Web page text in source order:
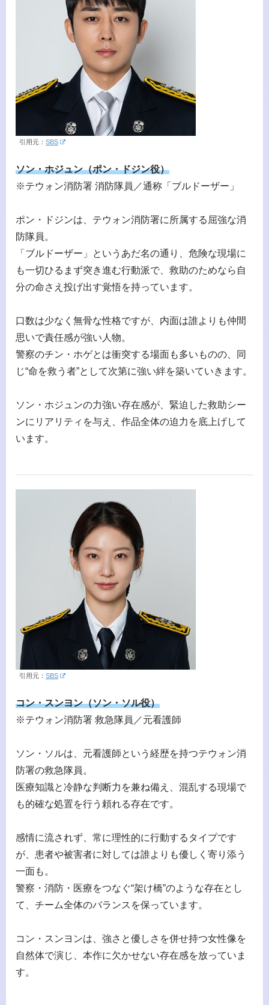
引用元： SBS
ソン・ホジュン（ポン・ドジン役）
※テウォン消防署 消防隊員／通称「ブルドーザー」
ポン・ドジンは、テウォン消防署に所属する屈強な消
防隊員。
「ブルドーザー」というあだ名の通り、危険な現場に
も一切ひるまず突き進む行動派で、救助のためなら自
分の命さえ投げ出す覚悟を持っています。
口数は少なく無骨な性格ですが、内面は誰よりも仲間
思いで責任感が強い人物。
警察のチン・ホゲとは衝突する場面も多いものの、同
じ“命を救う者”として次第に強い絆を築いていきます。
ソン・ホジュンの力強い存在感が、緊迫した救助シー
ンにリアリティを与え、作品全体の迫力を底上げして
います。
引用元： SBS
コン・スンヨン（ソン・ソル役）
※テウォン消防署 救急隊員／元看護師
ソン・ソルは、元看護師という経歴を持つテウォン消
防署の救急隊員。
医療知識と冷静な判断力を兼ね備え、混乱する現場で
も的確な処置を行う頼れる存在です。
感情に流されず、常に理性的に行動するタイプです
が、患者や被害者に対しては誰よりも優しく寄り添う
一面も。
警察・消防・医療をつなぐ“架け橋”のような存在とし
て、チーム全体のバランスを保っています。
コン・スンヨンは、強さと優しさを併せ持つ女性像を
自然体で演じ、本作に欠かせない存在感を放っていま
す。